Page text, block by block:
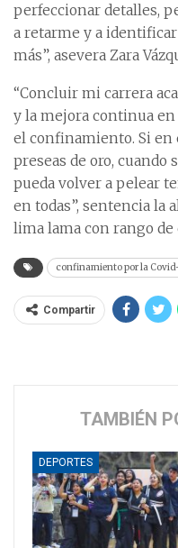
perfeccionar detalles,
a retarme y a
más”, asevera Zara
“Concluir mi carrera
y la mejora continua
el confinamiento. Si en
preseas de oro, cuando
pueda volver a pelear
en todas”, sentencia la
lima lama con rango de
confinamiento por la
Compartir
TAMBIÉN
DEPORTES